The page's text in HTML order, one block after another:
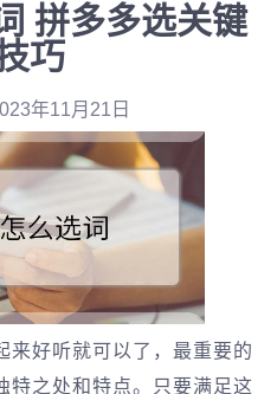
拼多多选关键
巧
年11月21日
来好听就可以了，最重要的
特之处和特点。只要满足这